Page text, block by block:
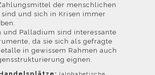
der menschlichen
sind und sich in Krisen immer
und Palladium sind interessante
da sie sich als gefragte
in gewissem Rahmen auch
eignen.